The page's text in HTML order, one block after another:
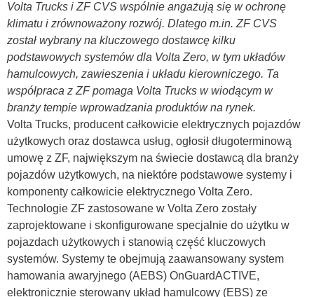
Volta Trucks i ZF CVS wspólnie angażują się w ochronę
klimatu i zrównoważony rozwój. Dlatego m.in. ZF CVS
został wybrany na kluczowego dostawcę kilku
podstawowych systemów dla Volta Zero, w tym układów
hamulcowych, zawieszenia i układu kierowniczego. Ta
współpraca z ZF pomaga Volta Trucks w wiodącym w
branży tempie wprowadzania produktów na rynek.
Volta Trucks, producent całkowicie elektrycznych pojazdów
użytkowych oraz dostawca usług, ogłosił długoterminową
umowę z ZF, największym na świecie dostawcą dla branży
pojazdów użytkowych, na niektóre podstawowe systemy i
komponenty całkowicie elektrycznego Volta Zero.
Technologie ZF zastosowane w Volta Zero zostały
zaprojektowane i skonfigurowane specjalnie do użytku w
pojazdach użytkowych i stanowią część kluczowych
systemów. Systemy te obejmują zaawansowany system
hamowania awaryjnego (AEBS) OnGuardACTIVE,
elektronicznie sterowany układ hamulcowy (EBS) ze